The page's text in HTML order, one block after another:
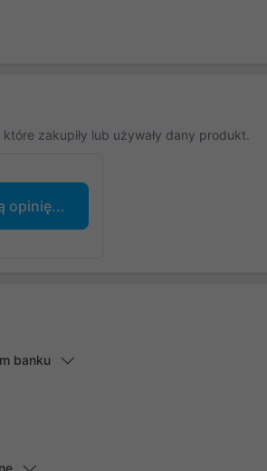
zakupiły lub używały dany produkt.
opinię...
banku